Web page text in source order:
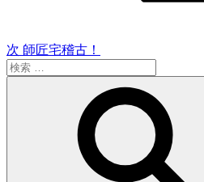
次 師匠宅稽古！
検
索: